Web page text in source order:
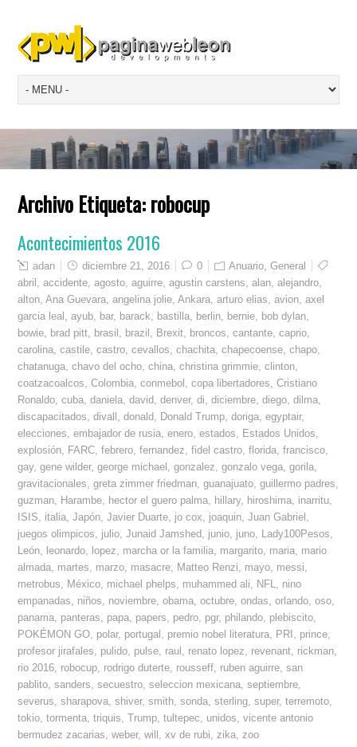
Archivo Etiqueta:robocup
Acontecimientos 2016
adan diciembre 21, 2016 0 Anuario ,General
abril
,accidente ,agosto ,aguirre ,agustin carstens ,alan ,alejandro
alton ,Ana Guevara ,angelina jolie ,Ankara ,arturo elias ,avion ,axel
garcia leal
,ayub bar, barack bastilla berlin bernie bob dylan
bowie
brad pitt brasil brazil Brexit broncos ,cantante ,caprio
carolina ,castile ,castro ,cevallos ,chachita ,chapecoense ,chapo
chatanuga ,chavo del ocho ,china ,christina grimmie ,clinton
coatzacoalcos ,Colombia ,conmebol ,copa libertadores ,Cristiano
Ronaldo ,cuba ,daniela ,david ,denver,di ,diciembre ,diego ,dilma
discapacitados ,divall ,donald Donald Trump ,doriga ,egyptair,
elecciones ,embajador de rusia ,enero ,estados Estados Unidos
explosión
FARC ,febrero ,fernandez ,fidel castro ,florida ,francisco
gay,gene wilder,george michael ,gonzalez ,gonzalo vega ,gorila
gravitacionales ,greta zimmer friedman ,guanajuato ,guillermo padres
guzman
Harambe hector el guero palma hillary, hiroshima inarritu
ISIS
italia ,Japón ,Javier Duarte jo cox joaquin ,Juan Gabriel
juegos olimpicos
julio ,Junaid Jamshed junio juno Lady100Pesos
León
leonardo lopez marcha or la familia margarito maria mario
almada martes marzo masacre Matteo Renzi mayo messi
metrobus
México michael phelps muhammed ali NFL
nino
empanadas
niños noviembre ,obama ,octubre ,ondas ,orlando ,oso
panama panteras papa papers pedro pgr, philando plebiscito
POKÉMON GO polar, portugal premio nobel literatura PRI prince
profesor jirafales
pulido pulse raul renato lopez revenant rickman
rio 2016 robocup rodrigo duterte rousseff ruben aguirre ,san
pablito ,sanders ,secuestro ,seleccion mexicana ,septiembre
severus ,sharapova ,shiver,smith ,sonda ,sterling ,super,terremoto
tokio ,tormenta ,triquis ,Trump ,tultepec unidos ,vicente antonio
bermudez zacarias ,weber,will ,xv de rubi zika zoo